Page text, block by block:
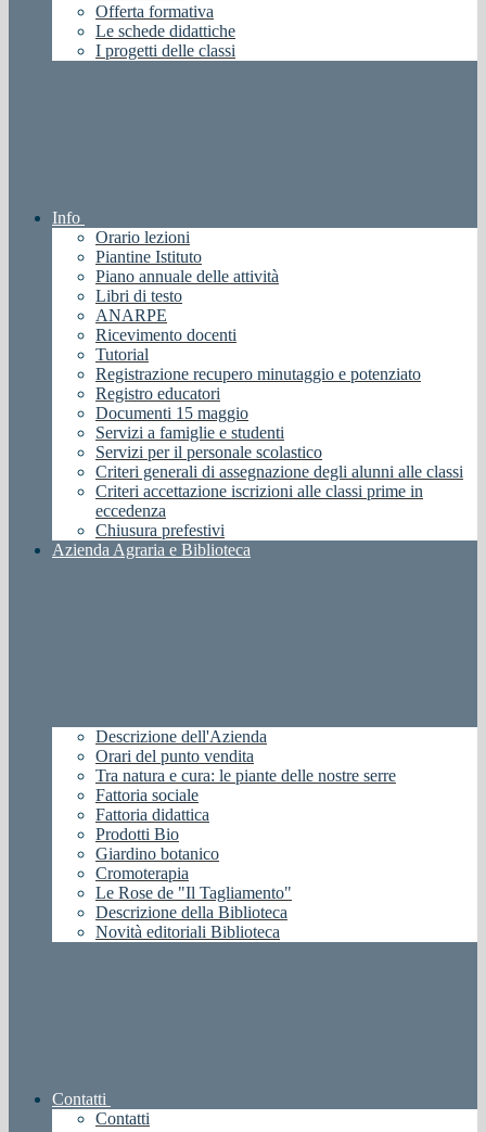
Offerta formativa
Le schede didattiche
I progetti delle classi
Info
Orario lezioni
Piantine Istituto
Piano annuale delle attività
Libri di testo
ANARPE
Ricevimento docenti
Tutorial
Registrazione recupero minutaggio e potenziato
Registro educatori
Documenti 15 maggio
Servizi a famiglie e studenti
Servizi per il personale scolastico
Criteri generali di assegnazione degli alunni alle classi
Criteri accettazione iscrizioni alle classi prime in
eccedenza
Chiusura prefestivi
Azienda Agraria e Biblioteca
Descrizione dell'Azienda
Orari del punto vendita
Tra natura e cura: le piante delle nostre serre
Fattoria sociale
Fattoria didattica
Prodotti Bio
Giardino botanico
Cromoterapia
Le Rose de "Il Tagliamento"
Descrizione della Biblioteca
Novità editoriali Biblioteca
Contatti
Contatti